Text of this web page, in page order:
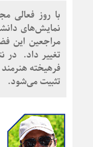
با روز فعالی
نمایش‌های
مراجعین این
تغییر داد. در
فرهیخته
تثبیت می‌شود.